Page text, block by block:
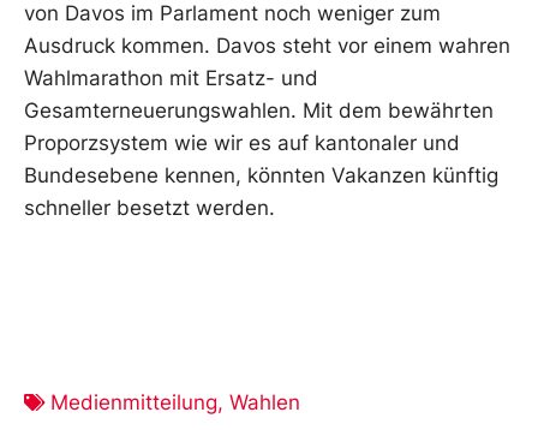
von Davos im Parlament noch weniger zum
Ausdruck kommen. Davos steht vor einem wahren
Wahlmarathon mit Ersatz- und
Gesamterneuerungswahlen. Mit dem bewährten
Proporzsystem wie wir es auf kantonaler und
Bundesebene kennen, könnten Vakanzen künftig
schneller besetzt werden.
Medienmitteilung, Wahlen